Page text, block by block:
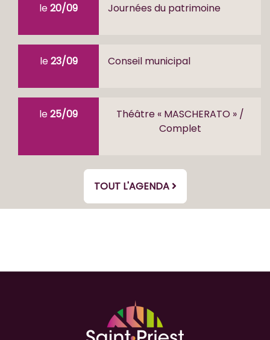
le20/09 Journées du patrimoine
le23/09 Conseil municipal
le25/09
Théâtre « MASCHERATO » /
Complet
TOUT L'AGENDA